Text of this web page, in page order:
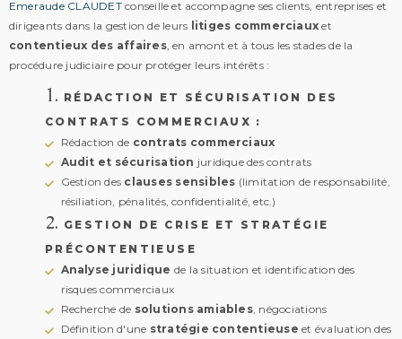
Emeraude CLAUDETconseille et accompagne ses clients, entreprises et
dirigeants dans la gestion de leurs litiges commerciaux et
contentieux des affaires, en amont et à tous les stades de la
procédure judiciaire pour protéger leurs intérêts :
1. RÉDACTION ET SÉCURISATION DES
CONTRATS COMMERCIAUX :
Rédaction de contrats commerciaux
Audit et sécurisation juridique des contrats
Gestion des clauses sensibles (limitation de responsabilité,
résiliation, pénalités, confidentialité, etc.)
2. GESTION DE CRISE ET STRATÉGIE
PRÉCONTENTIEUSE
Analyse juridique de la situation et identification des
risques commerciaux
Recherche de solutions amiables, négociations
Définition d'une stratégie contentieuse et évaluation des